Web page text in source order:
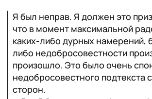
Я был неправ. Я должен это
что в момент максимальной
каких-либо дурных намерений,
либо недобросовестности
произошло. Это было очень
недобросовестного подтекста
сторон.